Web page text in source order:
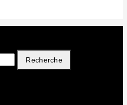
Recherche